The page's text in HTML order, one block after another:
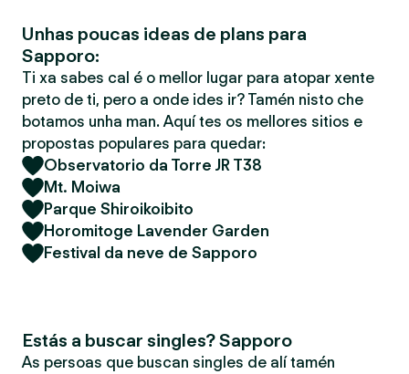
Unhas poucas ideas de plans para
Sapporo:
Ti xa sabes cal é o mellor lugar para atopar xente
preto de ti, pero a onde ides ir? Tamén nisto che
botamos unha man. Aquí tes os mellores sitios e
propostas populares para quedar:
Observatorio da Torre JR T38
Mt. Moiwa
Parque Shiroikoibito
Horomitoge Lavender Garden
Festival da neve de Sapporo
Estás a buscar singles? Sapporo
As persoas que buscan singles de alí tamén